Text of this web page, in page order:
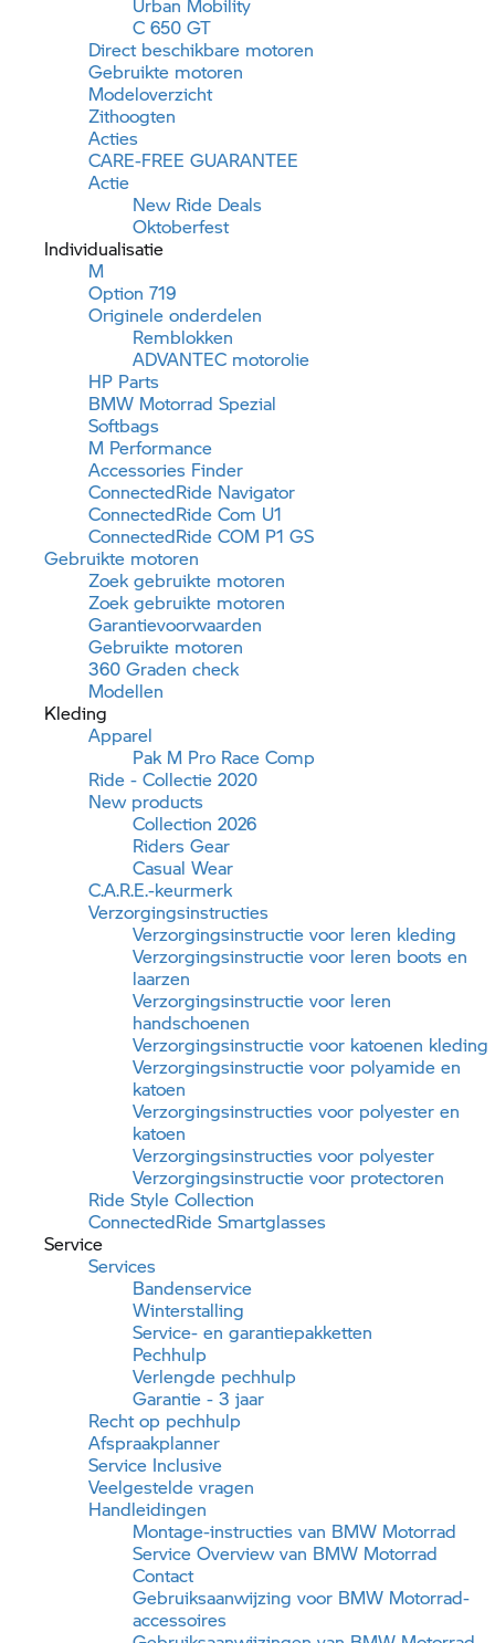
C 650 GT
Direct beschikbare motoren
Gebruikte motoren
Modeloverzicht
Zithoogten
Acties
CARE-FREE GUARANTEE
Actie
New Ride Deals
Oktoberfest
Individualisatie
M
Option 719
Originele onderdelen
Remblokken
ADVANTEC motorolie
HP Parts
BMW Motorrad Spezial
Softbags
M Performance
Accessories Finder
ConnectedRide Navigator
ConnectedRide Com U1
ConnectedRide COM P1 GS
Gebruikte motoren
Zoek gebruikte motoren
Zoek gebruikte motoren
Garantievoorwaarden
Gebruikte motoren
360 Graden check
Modellen
Kleding
Apparel
Pak M Pro Race Comp
Ride - Collectie 2020
New products
Collection 2026
Riders Gear
Casual Wear
C.A.R.E.-keurmerk
Verzorgingsinstructies
Verzorgingsinstructie voor leren kleding
Verzorgingsinstructie voor leren boots en
laarzen
Verzorgingsinstructie voor leren
handschoenen
Verzorgingsinstructie voor katoenen kleding
Verzorgingsinstructie voor polyamide en
katoen
Verzorgingsinstructies voor polyester en
katoen
Verzorgingsinstructies voor polyester
Verzorgingsinstructie voor protectoren
Ride Style Collection
ConnectedRide Smartglasses
Service
Services
Bandenservice
Winterstalling
Service- en garantiepakketten
Pechhulp
Verlengde pechhulp
Garantie - 3 jaar
Recht op pechhulp
Afspraakplanner
Service Inclusive
Veelgestelde vragen
Handleidingen
Montage-instructies van BMW Motorrad
Service Overview van BMW Motorrad
Contact
Gebruiksaanwijzing voor BMW Motorrad-
accessoires